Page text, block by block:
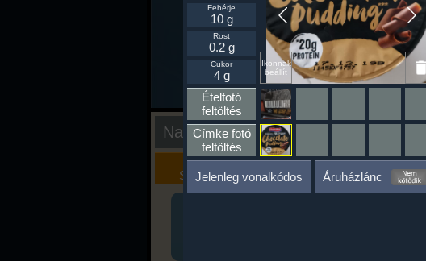
Nap kiértékelése
Kalória
Szimulátor
Szöveges
Értékelés
Ikonnak
beállít
Fehérje
10 g
Rost
0.2 g
Cukor
4 g
Ételfotó
feltöltés
Címke fotó
feltöltés
Jelenleg vonalkódos Áruházlánc